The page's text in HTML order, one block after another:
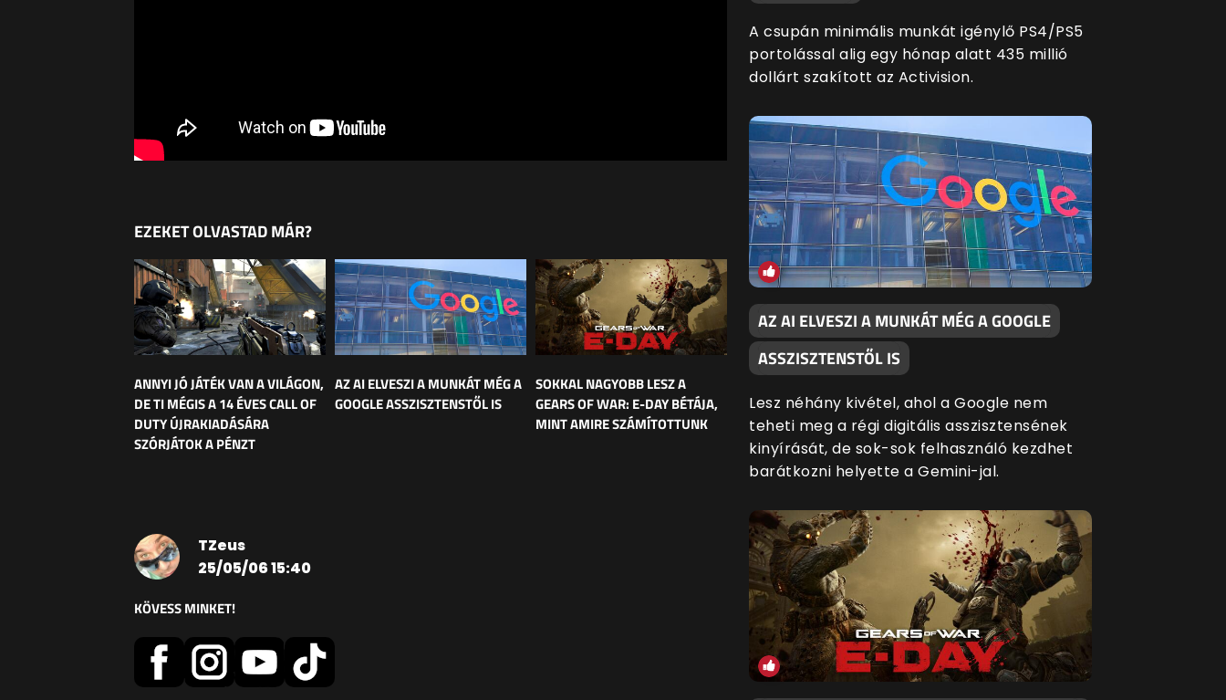
EZEKET OLVASTAD MÁR?
ANNYI JÓ JÁTÉK VAN A VILÁGON,
DE TI MÉGIS A 14 ÉVES CALL OF
DUTY ÚJRAKIADÁSÁRA
SZÓRJÁTOK A PÉNZT
AZ AI ELVESZI A MUNKÁT MÉG A
GOOGLE ASSZISZTENSTŐL IS
SOKKAL NAGYOBB LESZ A
GEARS OF WAR: E-DAY BÉTÁJA,
MINT AMIRE SZÁMÍTOTTUNK
TZeus
25/05/06 15:40
KÖVESS MINKET!
A csupán minimális munkát igénylő PS4/PS5
portolással alig egy hónap alatt 435 millió
dollárt szakított az Activision.
AZ AI ELVESZI A MUNKÁT MÉG A GOOGLE
ASSZISZTENSTŐL IS
Lesz néhány kivétel, ahol a Google nem
teheti meg a régi digitális asszisztensének
kinyírását, de sok-sok felhasználó kezdhet
barátkozni helyette a Gemini-jal.